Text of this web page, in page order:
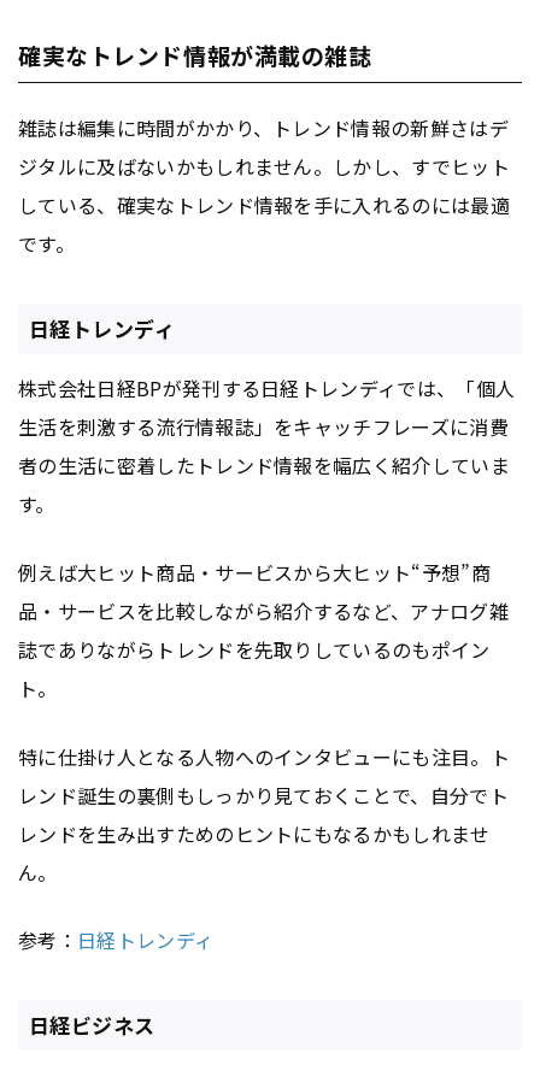
確実なトレンド情報が満載の雑誌
雑誌は編集に時間がかかり、トレンド情報の新鮮さはデ
ジタルに及ばないかもしれません。しかし、すでヒット
している、確実なトレンド情報を手に入れるのには最適
です。
日経トレンディ
株式会社日経BPが発刊する日経トレンディでは、「個人
生活を刺激する流行情報誌」をキャッチフレーズに消費
者の生活に密着したトレンド情報を幅広く紹介していま
す。
例えば大ヒット商品・サービスから大ヒット“予想”商
品・サービスを比較しながら紹介するなど、アナログ雑
誌でありながらトレンドを先取りしているのもポイン
ト。
特に仕掛け人となる人物へのインタビューにも注目。ト
レンド誕生の裏側もしっかり見ておくことで、自分でト
レンドを生み出すためのヒントにもなるかもしれませ
ん。
参考： 日経トレンディ
日経ビジネス